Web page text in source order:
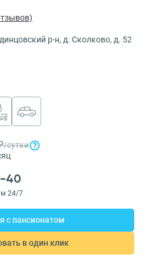
р-н, д. Сколково, д. 52
/сутки
40
24/7
с пансионатом
в один клик